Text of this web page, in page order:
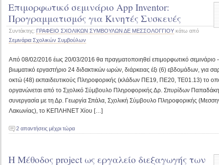
Επιμορφωτικό σεμινάριο App Inventor:
Προγραμματισμός για Κινητές Συσκευές
Συντάκτης: ΓΡΑΦΕΙΟ ΣΧΟΛΙΚΩΝ ΣΥΜΒΟΥΛΩΝ ΔΕ ΜΕΣΣΟΛΟΓΓΙΟΥ κάτω από
Σεμινάρια Σχολικών Συμβούλων
Από 08/02/2016 έως 20/03/2016 θα πραγματοποιηθεί επιμορφωτικό σεμινάριο
βιωματικό εργαστήριο 24 διδακτικών ωρών, διάρκειας έξι (6) εβδομάδων, για
οκτώ (48) εκπαιδευτικούς Πληροφορικής (κλάδων ΠΕ19, ΠΕ20, ΤΕ01.13) το
οργανώνεται από το Σχολικό Σύμβουλο Πληροφορικής Δρ. Σπυρίδων
συνεργασία με τη Δρ. Γεωργία Σπάλα, Σχολική Σύμβουλο Πληροφορικής
Λακωνίας), το ΚΕΠΛΗΝΕΤ Χίου […]
2 απαντήσεις μέχρι τώρα
Η Μέθοδος project ως εργαλείο διεξαγωγής των